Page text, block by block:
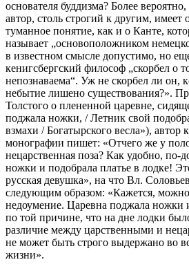
основателя буддизма? Более
автор, столь строгий к другим, имеет
туманное понятие, как и о Канте,
называет „основоположником
в известном смысле допустимо, но
кенигсбергский философ „скорбел о
непознаваема“. Уж не скорбел ли он,
небытие лишено существования?».
Толстого о плененной царевне,
поджала ножки, / Летник свой
взмахи / Богатырского весла»), автор
монографии пишет: «Отчего же у
нецарственная поза? Как удобно, по-
ножки и подобрала платье в лодке!
русская девушка», на что Вл.
следующим образом: «Кажется,
недоумение. Царевна поджала ножки
по той причине, что на дне лодки
различие между царственными и
не может быть строго выдержано во
жизни».